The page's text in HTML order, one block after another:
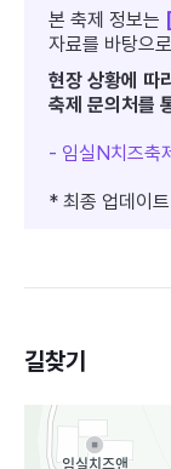
4,000
꼬치어
4,000
소주
4,000
4,000원
본 축제 정보는
자료를 바탕으
현장 상황에 따
축제 문의처를
- 임실N치즈
* 최종 업데이
길찾기